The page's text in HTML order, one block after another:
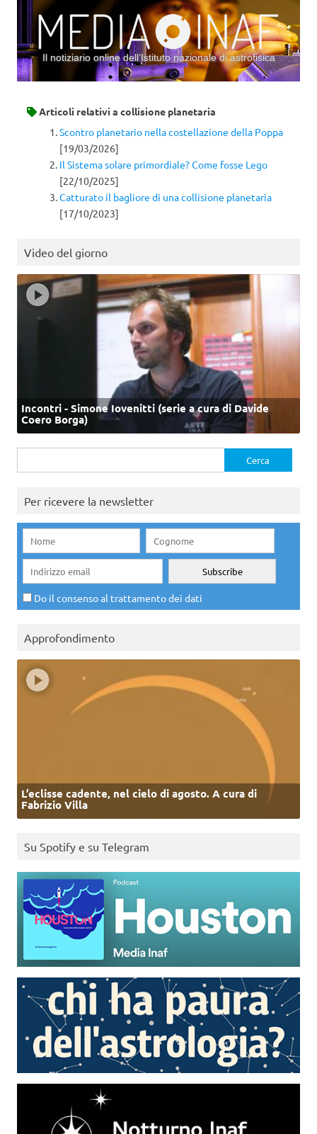
Il notiziario online dell’Istituto nazionale di astrofisica
Articoli relativi a collisione planetaria
Scontro planetario nella costellazione della Poppa
[19/03/2026]
Il Sistema solare primordiale? Come fosse Lego
[22/10/2025]
Catturato il bagliore di una collisione planetaria
[17/10/2023]
Video del giorno
Incontri - Simone Iovenitti (serie a cura di Davide
Coero Borga)
per:
Per ricevere la newsletter
Do il consenso al trattamento dei dati
Approfondimento
L’eclisse cadente, nel cielo di agosto. A cura di
Fabrizio Villa
Su Spotify e su Telegram